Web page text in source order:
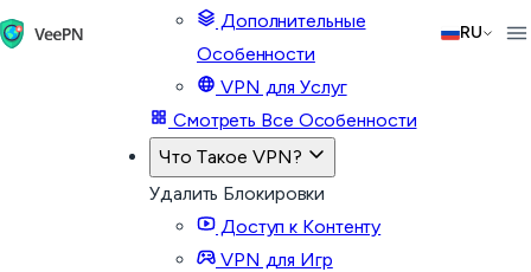
Дополнительные
Особенности
VPN для Услуг
Смотреть Все Особенности
Что Такое VPN?
Удалить Блокировки
Доступ к Контенту
VPN для Игр
RU